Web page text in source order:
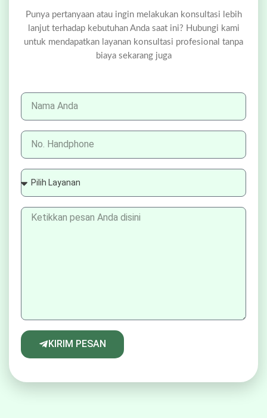
KIRIM PESAN
Punya pertanyaan atau ingin melakukan konsultasi lebih
lanjut terhadap kebutuhan Anda saat ini? Hubungi kami
untuk mendapatkan layanan konsultasi profesional tanpa
biaya sekarang juga